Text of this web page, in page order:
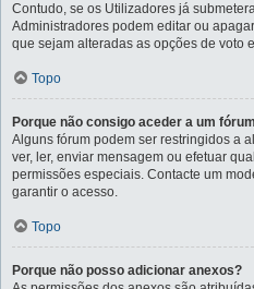
Contudo, se os Utilizadores já
Administradores podem editar ou
que sejam alteradas as opções de voto
Topo
Porque não consigo aceder a um
Alguns fórum podem ser restringidos a
ver, ler, enviar mensagem ou efetuar
permissões especiais. Contacte um
garantir o acesso.
Topo
Porque não posso adicionar anexos?